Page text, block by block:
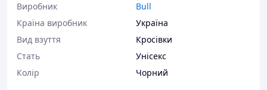
Виробник
Bull
Країна виробник
Україна
Вид взуття
Кросівки
Стать
Унісекс
Колір
Чорний